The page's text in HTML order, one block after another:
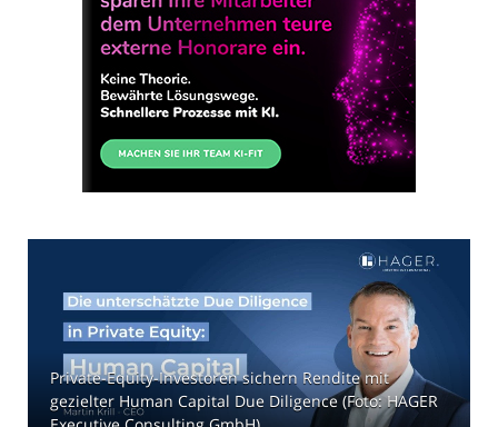
Private-Equity-Investoren sichern Rendite mit
gezielter Human Capital Due Diligence (Foto: HAGER